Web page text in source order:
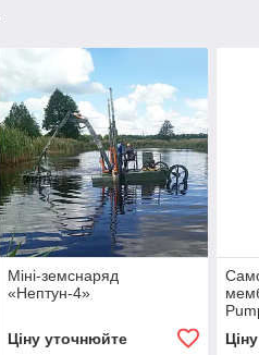
Міні-земснаряд
«Нептун-4»
Ціну уточнюйте